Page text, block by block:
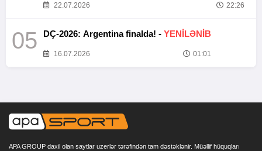
22.07.2026 22:26
05 DÇ-2026: Argentina finalda! - YENİLƏNİB
16.07.2026 01:01
APA GROUP daxil olan saytlar uzerlər tərəfindən tam dəstəklənir. Müəllif hüquqları